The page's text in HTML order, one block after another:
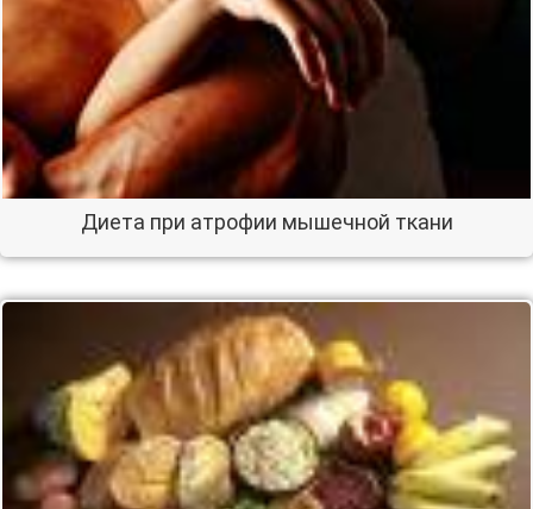
Диета при атрофии мышечной ткани